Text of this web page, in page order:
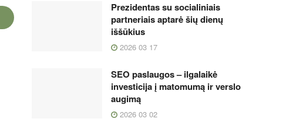
Prezidentas su socialiniais
partneriais aptarė šių dienų
iššūkius
2026 03 17
SEO paslaugos – ilgalaikė
investicija į matomumą ir verslo
augimą
2026 03 02